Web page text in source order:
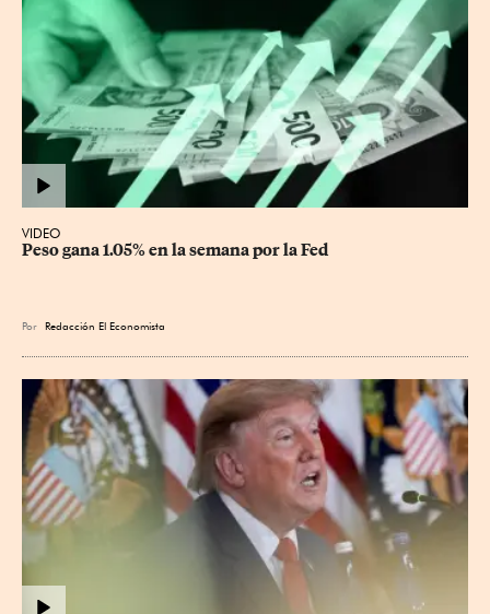
VIDEO
Peso gana 1.05% en la semana por la Fed
Por Redacción El Economista